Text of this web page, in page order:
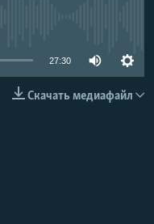
27:30
Скачать медиафайл